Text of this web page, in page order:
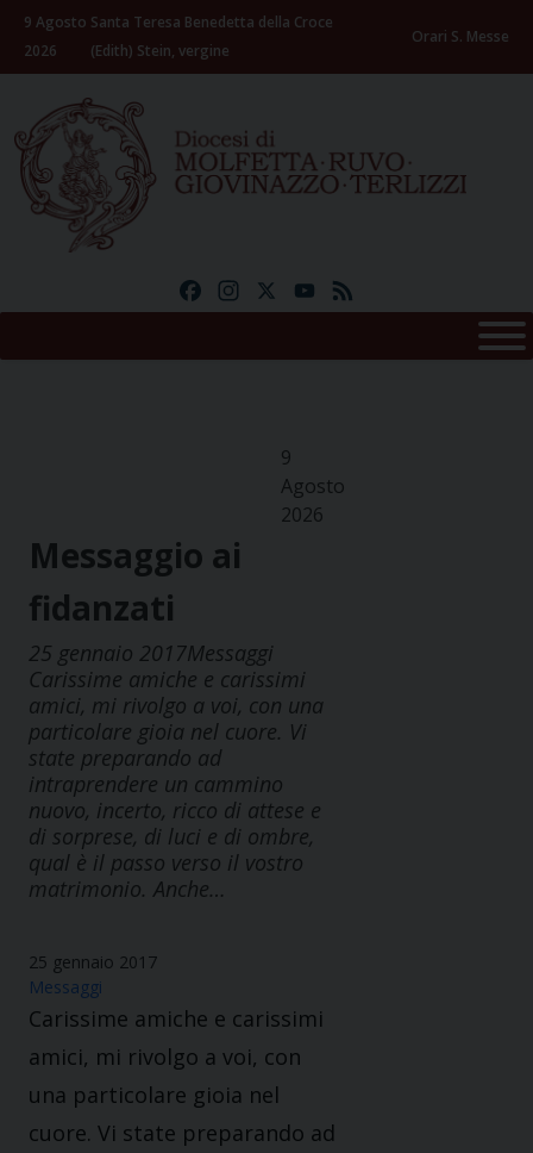
Skip
content
9 Agosto
2026
Santa Teresa Benedetta della Croce
(Edith) Stein, vergine
Orari S. Messe
FacebookInstagramYouTube
9
Agosto
2026
Messaggio ai
fidanzati
25 gennaio 2017Messaggi
Carissime amiche e carissimi
amici, mi rivolgo a voi, con una
particolare gioia nel cuore. Vi
state preparando ad
intraprendere un cammino
nuovo, incerto, ricco di attese e
di sorprese, di luci e di ombre,
qual è il passo verso il vostro
matrimonio. Anche…
25 gennaio 2017
Messaggi
Carissime amiche e carissimi
amici, mi rivolgo a voi, con
una particolare gioia nel
cuore. Vi state preparando ad